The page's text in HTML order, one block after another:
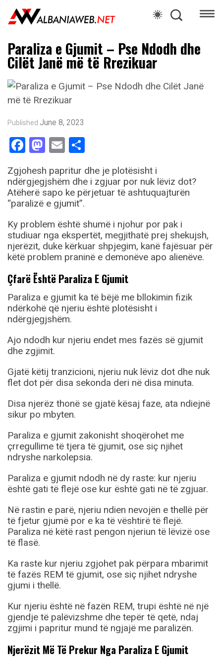
Paraliza e Gjumit – Pse Ndodh dhe
Cilët Janë më të Rrezikuar
Published June 8, 2023
Facebook
Mastodon
Email
Zgjohesh papritur dhe je plotësisht i
ndërgjegjshëm dhe i zgjuar por nuk lëviz dot?
Atëherë sapo ke përjetuar të ashtuquajturën
“paralizë e gjumit”.
Ky problem është shumë i njohur por pak i
studiuar nga ekspertët, megjithatë prej shekujsh,
njerëzit, duke kërkuar shpjegim, kanë fajësuar për
këtë problem praninë e demonëve apo alienëve.
Çfarë Është Paraliza E Gjumit
Paraliza e gjumit ka të bëjë me bllokimin fizik
ndërkohë që njeriu është plotësisht i
ndërgjegjshëm.
Ajo ndodh kur njeriu endet mes fazës së gjumit
dhe zgjimit.
Gjatë këtij tranzicioni, njeriu nuk lëviz dot dhe nuk
flet dot për disa sekonda deri në disa minuta.
Disa njerëz thonë se gjatë kësaj faze, ata ndiejnë
sikur po mbyten.
Paraliza e gjumit zakonisht shoqërohet me
çrregullime të tjera të gjumit, ose siç njihet
ndryshe narkolepsia.
Paraliza e gjumit ndodh në dy raste: kur njeriu
është gati të flejë ose kur është gati në të zgjuar.
Në rastin e parë, njeriu ndien nevojën e thellë për
të fjetur gjumë por e ka të vështirë të flejë.
Paraliza në këtë rast pengon njeriun të lëvizë ose
të flasë.
Ka raste kur njeriu zgjohet pak përpara mbarimit
të fazës REM të gjumit, ose siç njihet ndryshe
gjumi i thellë.
Kur njeriu është në fazën REM, trupi është në një
gjendje të palëvizshme dhe tepër të qetë, ndaj
zgjimi i papritur mund të ngjajë me paralizën.
Njerëzit Më Të Prekur Nga Paraliza E Gjumit